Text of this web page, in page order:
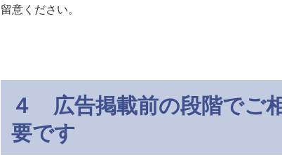
留意ください。
４ 広告掲載前の段階でご
要です